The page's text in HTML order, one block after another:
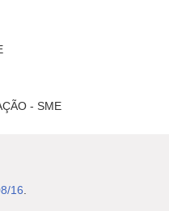
- SME
16